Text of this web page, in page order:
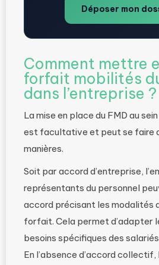
Déposer mon
Comment mettre
forfait mobilités
dans l’entreprise ?
La mise en place du FMD au
est facultative et peut se faire
manières.
Soit par accord d’entreprise,
représentants du personnel
accord précisant les modalités
forfait. Cela permet d’adapter
besoins spécifiques des
En l’absence d’accord